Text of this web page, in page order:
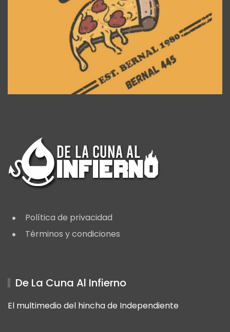
Política de privacidad
Términos y condiciones
De La Cuna Al Infierno
El multimedio del hincha de Independiente